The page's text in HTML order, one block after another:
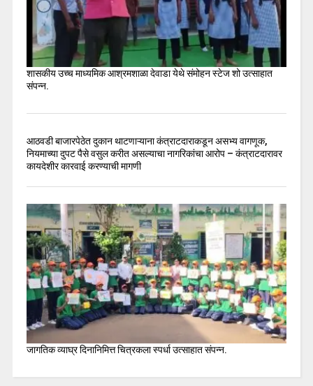
शासकीय उच्च माध्यमिक आश्रमशाळा देवाडा येथे संमोहन स्टेज शो उत्साहात
संपन्न.
आठवडी बाजारपेठेत दुकान थाटणाऱ्याना कंत्राटदाराकडून असभ्य वागणूक,
नियमाच्या दुपट पैसे वसुल करीत असल्याचा नागरिकांचा आरोप – कंत्राटदारावर
कायदेशीर कारवाई करण्याची मागणी
जागतिक व्याघ्र दिनानिमित्त चित्रकला स्पर्धा उत्साहात संपन्न.